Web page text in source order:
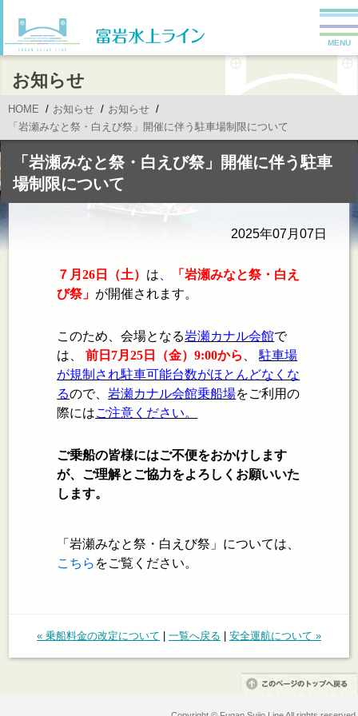
MENU
お知らせ
HOME お知らせ
お知らせ
「岩瀬みなと祭・白えび祭」開催に伴う駐車場制限について
「岩瀬みなと祭・白えび祭」開催に伴う駐車
場制限について
2025年07月07日
７月26 日（土） は
「岩瀬みなと祭・白え
び祭」 が開催されます。
このため、会場となる岩瀬カナル会館で
は、
前日7月25日（金）9:00から 、駐車場
が規制され駐車可能台数がほとんどなくな
るので、岩瀬カナル会館乗船場をご利用の
際にはご注意ください。
ご乗船の皆様にはご不便をおかけします
が、ご理解とご協力をよろしくお願いいた
します。
「岩瀬みなと祭・白えび祭」については、
こちら をご覧ください。
« 乗船料金の改定について 一覧へ戻る 安全運航について »